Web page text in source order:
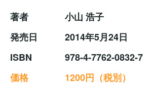
著者
小山 浩子
発売日
2014年5月24日
ISBN
978-4-7762-0832-7
価格
1200円（税別）